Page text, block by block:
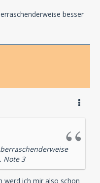
besser
Note 3
werd ich mir also schon